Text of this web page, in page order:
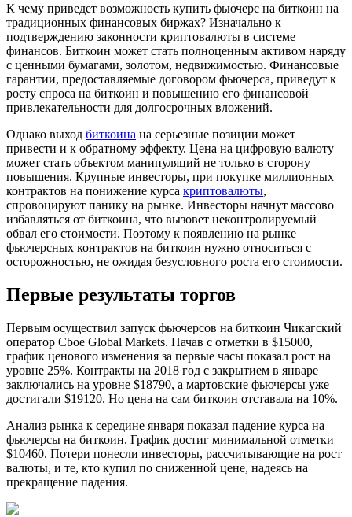
К чему приведет возможность купить фьючерс на биткоин на
традиционных финансовых биржах? Изначально к
подтверждению законности криптовалюты в системе
финансов. Биткоин может стать полноценным активом наряду
с ценными бумагами, золотом, недвижимостью. Финансовые
гарантии, предоставляемые договором фьючерса, приведут к
росту спроса на биткоин и повышению его финансовой
привлекательности для долгосрочных вложений.
Однако выход биткоина на серьезные позиции может
привести и к обратному эффекту. Цена на цифровую валюту
может стать объектом манипуляций не только в сторону
повышения. Крупные инвесторы, при покупке миллионных
контрактов на понижение курса криптовалюты,
спровоцируют панику на рынке. Инвесторы начнут массово
избавляться от биткоина, что вызовет неконтролируемый
обвал его стоимости. Поэтому к появлению на рынке
фьючерсных контрактов на биткоин нужно относиться с
осторожностью, не ожидая безусловного роста его стоимости.
Первые результаты торгов
Первым осуществил запуск фьючерсов на биткоин Чикагский
оператор Cboe Global Markets. Начав с отметки в $15000,
график ценового изменения за первые часы показал рост на
уровне 25%. Контракты на 2018 год с закрытием в январе
заключались на уровне $18790, а мартовские фьючерсы уже
достигали $19120. Но цена на сам биткоин отставала на 10%.
Анализ рынка к середине января показал падение курса на
фьючерсы на биткоин. График достиг минимальной отметки –
$10460. Потери понесли инвесторы, рассчитывающие на рост
валюты, и те, кто купил по сниженной цене, надеясь на
прекращение падения.